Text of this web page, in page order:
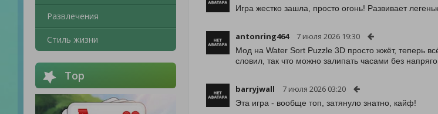
Развлечения
Стиль жизни
Top
Игра жестко зашла, просто огонь! Развивает
antonring464 7 июля 2026 19:30
Мод на Water Sort Puzzle 3D просто жжёт, теперь
словил, так что можно залипать часами без
barryjwall 7 июля 2026 03:20
Эта игра - вообще топ, затянуло знатно, кайф!